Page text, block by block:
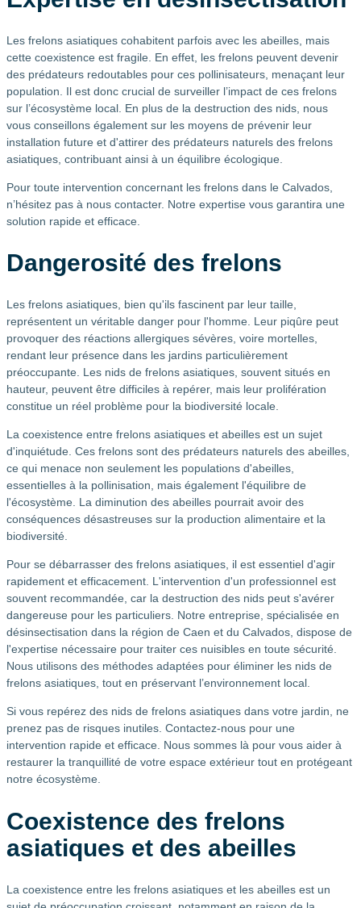
Les frelons asiatiques cohabitent parfois avec les abeilles, mais
cette coexistence est fragile. En effet, les frelons peuvent devenir
des prédateurs redoutables pour ces pollinisateurs, menaçant leur
population. Il est donc crucial de surveiller l’impact de ces frelons
sur l’écosystème local. En plus de la destruction des nids, nous
vous conseillons également sur les moyens de prévenir leur
installation future et d'attirer des prédateurs naturels des frelons
asiatiques, contribuant ainsi à un équilibre écologique.
Pour toute intervention concernant les frelons dans le Calvados,
n’hésitez pas à nous contacter. Notre expertise vous garantira une
solution rapide et efficace.
Dangerosité des frelons
Les frelons asiatiques, bien qu'ils fascinent par leur taille,
représentent un véritable danger pour l'homme. Leur piqûre peut
provoquer des réactions allergiques sévères, voire mortelles,
rendant leur présence dans les jardins particulièrement
préoccupante. Les nids de frelons asiatiques, souvent situés en
hauteur, peuvent être difficiles à repérer, mais leur prolifération
constitue un réel problème pour la biodiversité locale.
La coexistence entre frelons asiatiques et abeilles est un sujet
d'inquiétude. Ces frelons sont des prédateurs naturels des abeilles,
ce qui menace non seulement les populations d'abeilles,
essentielles à la pollinisation, mais également l'équilibre de
l'écosystème. La diminution des abeilles pourrait avoir des
conséquences désastreuses sur la production alimentaire et la
biodiversité.
Pour se débarrasser des frelons asiatiques, il est essentiel d'agir
rapidement et efficacement. L'intervention d'un professionnel est
souvent recommandée, car la destruction des nids peut s'avérer
dangereuse pour les particuliers. Notre entreprise, spécialisée en
désinsectisation dans la région de Caen et du Calvados, dispose de
l'expertise nécessaire pour traiter ces nuisibles en toute sécurité.
Nous utilisons des méthodes adaptées pour éliminer les nids de
frelons asiatiques, tout en préservant l’environnement local.
Si vous repérez des nids de frelons asiatiques dans votre jardin, ne
prenez pas de risques inutiles. Contactez-nous pour une
intervention rapide et efficace. Nous sommes là pour vous aider à
restaurer la tranquillité de votre espace extérieur tout en protégeant
notre écosystème.
Coexistence des frelons
asiatiques et des abeilles
La coexistence entre les frelons asiatiques et les abeilles est un